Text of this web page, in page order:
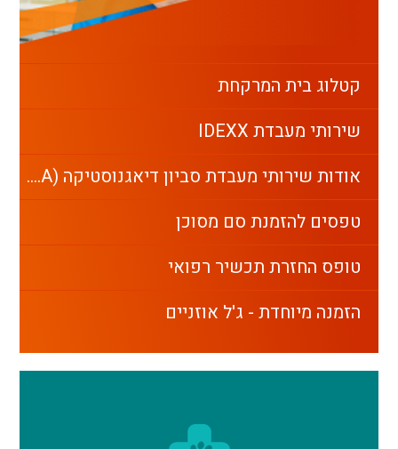
קטלוג בית המרקחת
שירותי מעבדת IDEXX
אודות שירותי מעבדת סביון דיאגנוסטיקה (G.G.A)
טפסים להזמנת סם מסוכן
טופס החזרת תכשיר רפואי
הזמנה מיוחדת - ג'ל אוזניים